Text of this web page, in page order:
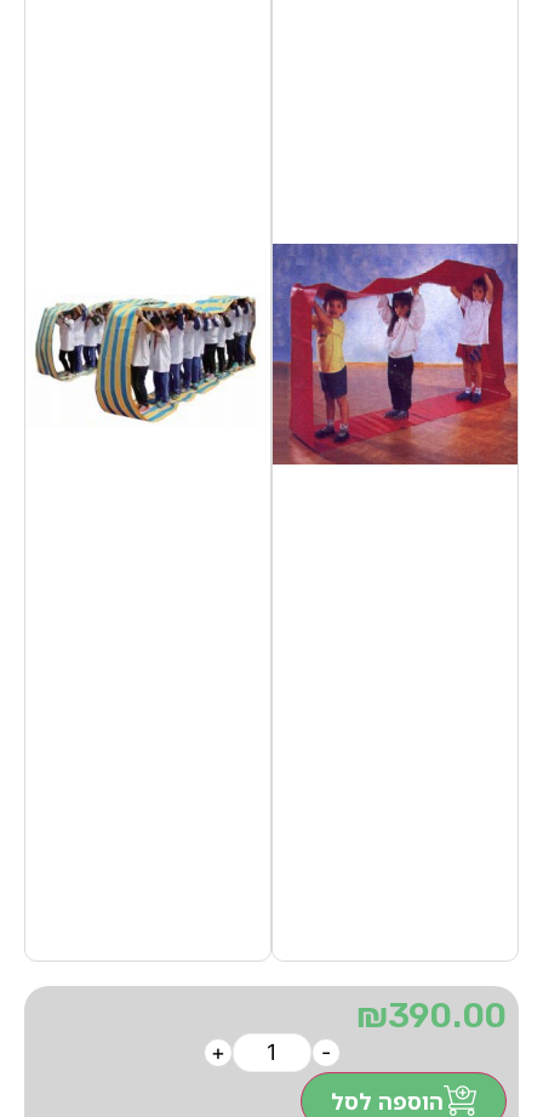
₪390.00
-
+
הוספה לסל